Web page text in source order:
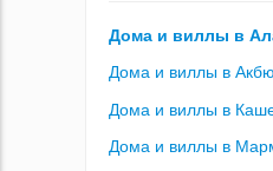
Дома и виллы в
Дома и виллы в
Дома и виллы в
Дома и виллы в